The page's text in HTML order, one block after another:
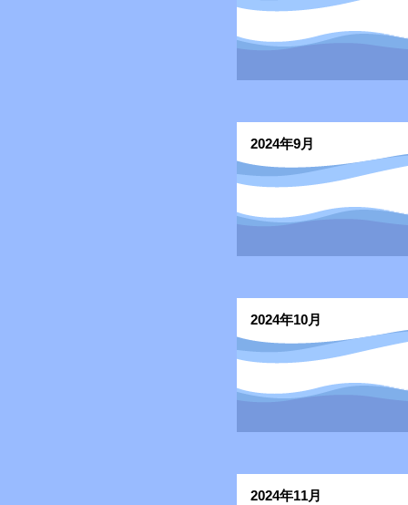
2024年9月
2024年10月
2024年11月